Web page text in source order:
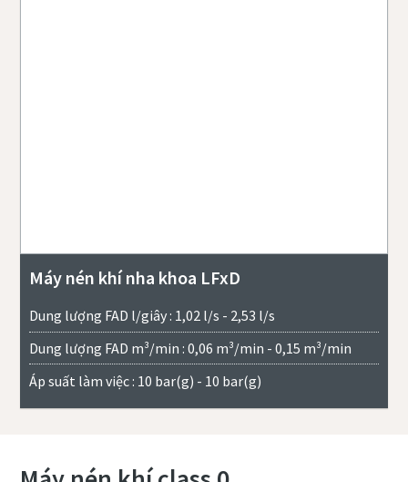
Máy nén khí nha khoa LFxD
Dung lượng FAD l/giây : 1,02 l/s - 2,53 l/s
Dung lượng FAD m³/min : 0,06 m³/min - 0,15 m³/min
Áp suất làm việc : 10 bar(g) - 10 bar(g)